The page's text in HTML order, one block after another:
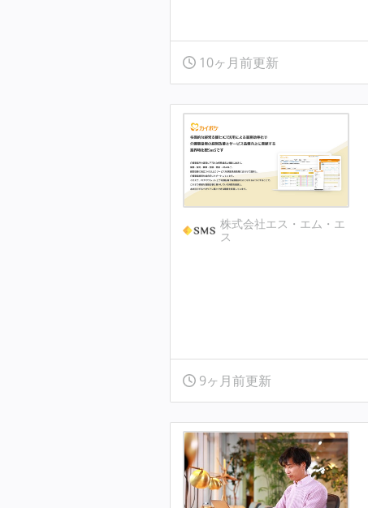
10ヶ月前更新
株式会社エス・エム・エ
ス
9ヶ月前更新